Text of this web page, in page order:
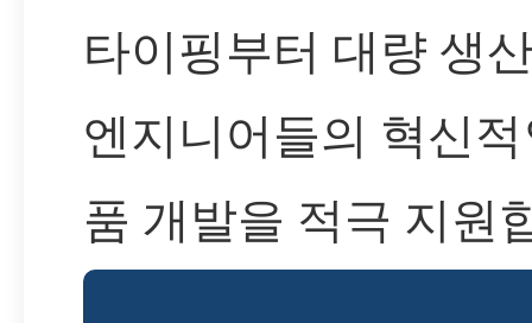
타이핑부터 대량 생
엔지니어들의 혁신
품 개발을 적극 지원